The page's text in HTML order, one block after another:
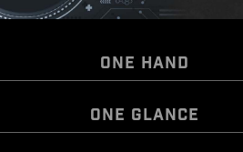
ONE HAND
ONE GLANCE